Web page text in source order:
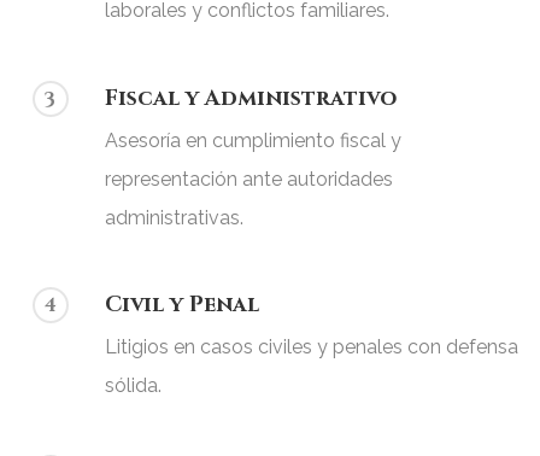
laborales y conflictos familiares.
3 Fiscal y Administrativo
Asesoría en cumplimiento fiscal y
representación ante autoridades
administrativas.
4 Civil y Penal
Litigios en casos civiles y penales con defensa
sólida.